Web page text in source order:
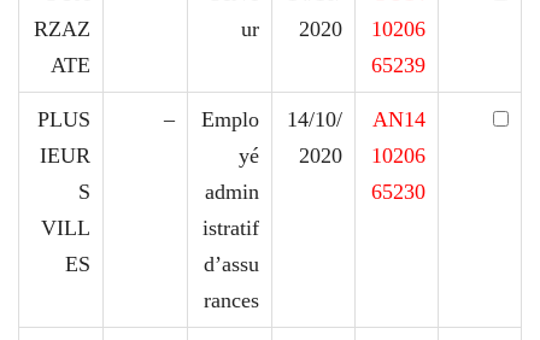
10206
65239
2020
ur
RZAZ
ATE
AN14
10206
65230
14/10/
2020
Emplo
yé
admin
istratif
d’assu
rances
–
PLUS
IEUR
S
VILL
ES